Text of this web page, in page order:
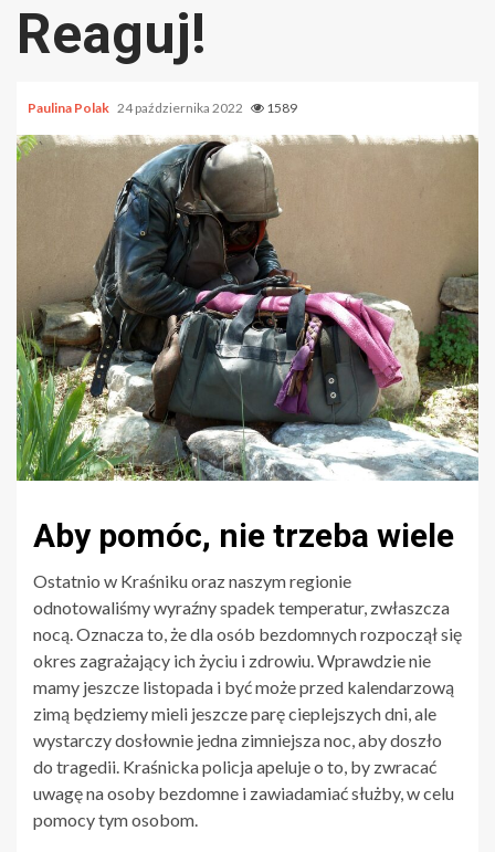
Reaguj!
Paulina Polak 24 października 2022 1589
Aby pomóc, nie trzeba wiele
Ostatnio w Kraśniku oraz naszym regionie
odnotowaliśmy wyraźny spadek temperatur, zwłaszcza
nocą. Oznacza to, że dla osób bezdomnych rozpoczął się
okres zagrażający ich życiu i zdrowiu. Wprawdzie nie
mamy jeszcze listopada i być może przed kalendarzową
zimą będziemy mieli jeszcze parę cieplejszych dni, ale
wystarczy dosłownie jedna zimniejsza noc, aby doszło
do tragedii. Kraśnicka policja apeluje o to, by zwracać
uwagę na osoby bezdomne i zawiadamiać służby, w celu
pomocy tym osobom.